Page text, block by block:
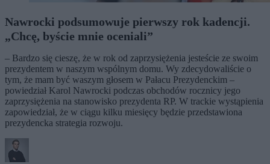
Nawrocki podsumowuje pierwszy rok kadencji.
„Chcę, byście mnie oceniali”
– Bardzo się cieszę, że w rok od zaprzysiężenia jesteście ze swoim
prezydentem w naszym wspólnym domu. Wy zdecydowaliście o
tym, że mam być waszym głosem w Pałacu Prezydenckim –
powiedział Karol Nawrocki podczas obchodów rocznicy jego
zaprzysiężenia na stanowisko prezydenta RP. W trackie wystąpienia
zapowiedział, że w ciągu kilku miesięcy będzie przedstawiona
prezydencka strategia rozwoju.